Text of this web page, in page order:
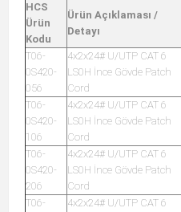
HCS
Ürün
Kodu
Ürün Açıklaması /
Detayı
T06-
0S420-
056
4x2x24# U/UTP CAT 6
LS0H İnce Gövde Patch
Cord
T06-
0S420-
106
4x2x24# U/UTP CAT 6
LS0H İnce Gövde Patch
Cord
T06-
0S420-
206
4x2x24# U/UTP CAT 6
LS0H İnce Gövde Patch
Cord
T06-
4x2x24# U/UTP CAT 6